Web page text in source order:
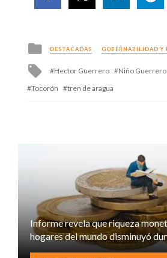
Posted
in
DESTACADAS GOBERNABILIDAD Y
Tagged
Hector Guerrero Niño Guerrero
Tocorón
tren de aragua
Informe revela que riqueza
hogares del mundo disminuyó